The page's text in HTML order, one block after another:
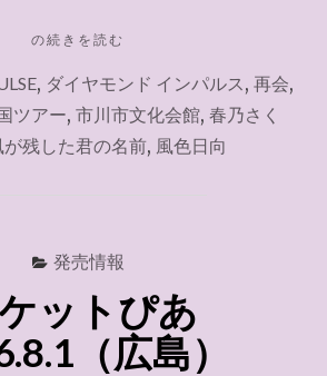
"ラ
フ
な
（生
の続きを読む
, ダイヤモンド インパルス , 再会,
ツアー, 市川市文化会館, 春乃さく
が残した君の名前, 風色日向
発売情報
ットぴあ
（広島）